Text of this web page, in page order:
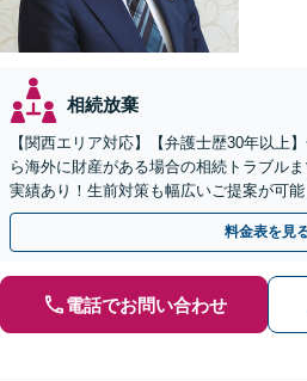
相続放棄
【関西エリア対応】【弁護士歴30年以上
ら海外に財産がある場合の相続トラブル
実績あり！生前対策も幅広いご提案が可
全個室】
料金表を見
電話でお問い合わせ